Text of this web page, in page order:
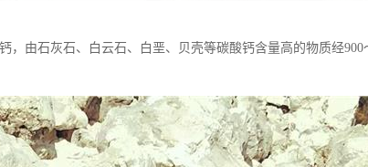
，由石灰石、白云石、白垩、贝壳等碳酸钙含量高的物质经